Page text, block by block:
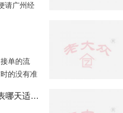
请广州经
单的流
的没有准
朔城区2022年6月份搬家的黄道吉日查询大全一览表哪天适合搬家好日子